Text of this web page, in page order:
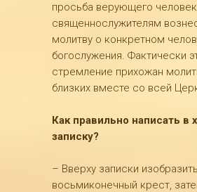
просьба верующего
священнослужителям
молитву о конкретном
богослужения. Фактически
стремление прихожан
близких вместе со всей
Как правильно написать в
записку?
– Вверху записки изобразить
восьмиконечный крест,